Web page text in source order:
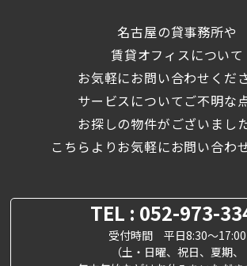
名古屋の貸事務所や
賃貸オフィスについて
お気軽にお問い合わせくださ
サービスについてご不明な点
お探しの物件がございました
こちらよりお気軽にお問い合わ
TEL : 052-973-
受付時間 平日8:30～17:00
（土・日曜、祝日、夏期、